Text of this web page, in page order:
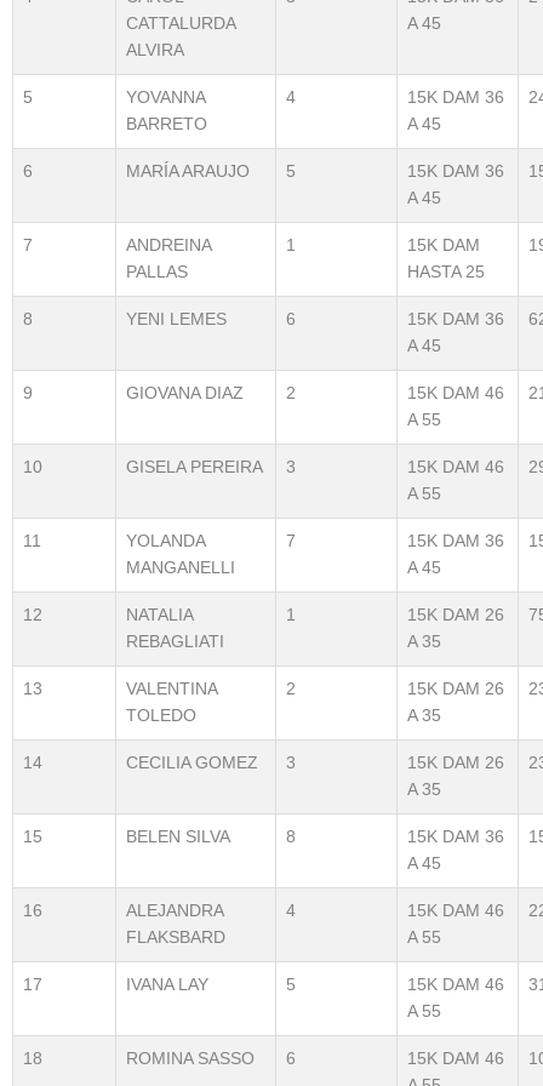
CATTALURDA
ALVIRA
A 45
5
YOVANNA
BARRETO
4
15K DAM 36
A 45
6 MARÍA ARAUJO 5
15K DAM 36
A 45
7
ANDREINA
PALLAS
1
15K DAM
HASTA 25
8 YENI LEMES 6
15K DAM 36
A 45
9 GIOVANA DIAZ 2
15K DAM 46
A 55
10 GISELA PEREIRA 3
15K DAM 46
A 55
11
YOLANDA
MANGANELLI
7
15K DAM 36
A 45
12
NATALIA
REBAGLIATI
1
15K DAM 26
A 35
13
VALENTINA
TOLEDO
2
15K DAM 26
A 35
14 CECILIA GOMEZ 3
15K DAM 26
A 35
15 BELEN SILVA 8
15K DAM 36
A 45
16
ALEJANDRA
FLAKSBARD
4
15K DAM 46
A 55
17 IVANA LAY 5
15K DAM 46
A 55
18 ROMINA SASSO 6
15K DAM 46